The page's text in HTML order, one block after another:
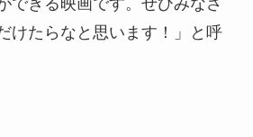
けたらなと思います！」と呼